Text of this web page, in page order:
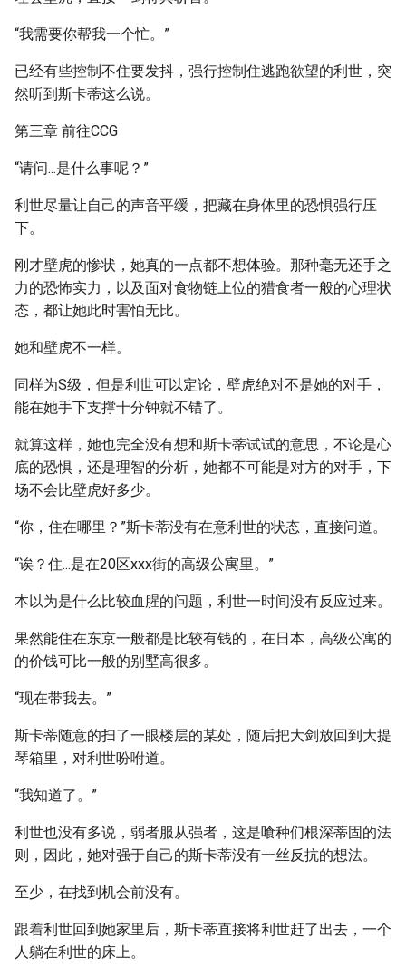
“我需要你帮我一个忙。”
已经有些控制不住要发抖，强行控制住逃跑欲望的利世，突
然听到斯卡蒂这么说。
第三章 前往CCG
“请问...是什么事呢？”
利世尽量让自己的声音平缓，把藏在身体里的恐惧强行压
下。
刚才壁虎的惨状，她真的一点都不想体验。那种毫无还手之
力的恐怖实力，以及面对食物链上位的猎食者一般的心理状
态，都让她此时害怕无比。
她和壁虎不一样。
同样为S级，但是利世可以定论，壁虎绝对不是她的对手，
能在她手下支撑十分钟就不错了。
就算这样，她也完全没有想和斯卡蒂试试的意思，不论是心
底的恐惧，还是理智的分析，她都不可能是对方的对手，下
场不会比壁虎好多少。
“你，住在哪里？”斯卡蒂没有在意利世的状态，直接问道。
“诶？住...是在20区xxx街的高级公寓里。”
本以为是什么比较血腥的问题，利世一时间没有反应过来。
果然能住在东京一般都是比较有钱的，在日本，高级公寓的
的价钱可比一般的别墅高很多。
“现在带我去。”
斯卡蒂随意的扫了一眼楼层的某处，随后把大剑放回到大提
琴箱里，对利世吩咐道。
“我知道了。”
利世也没有多说，弱者服从强者，这是喰种们根深蒂固的法
则，因此，她对强于自己的斯卡蒂没有一丝反抗的想法。
至少，在找到机会前没有。
跟着利世回到她家里后，斯卡蒂直接将利世赶了出去，一个
人躺在利世的床上。